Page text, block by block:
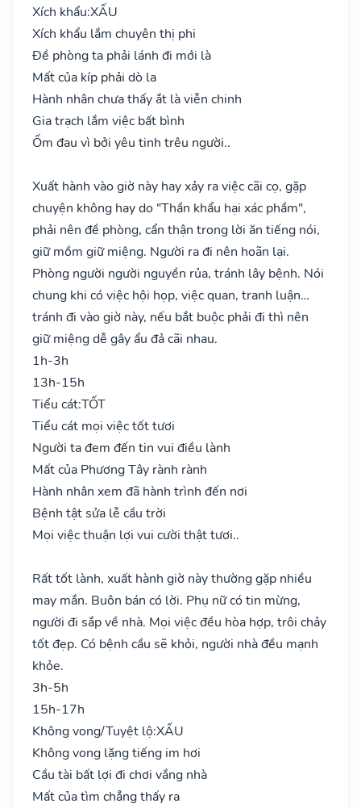
Xích khẩu:XẤU
Xích khẩu lắm chuyên thị phi
Đề phòng ta phải lánh đi mới là
Mất của kíp phải dò la
Hành nhân chưa thấy ắt là viễn chinh
Gia trạch lắm việc bất bình
Ốm đau vì bởi yêu tinh trêu người..
Xuất hành vào giờ này hay xảy ra việc cãi cọ, gặp
chuyện không hay do "Thần khẩu hại xác phầm",
phải nên đề phòng, cẩn thận trong lời ăn tiếng nói,
giữ mồm giữ miệng. Người ra đi nên hoãn lại.
Phòng người người nguyền rủa, tránh lây bệnh. Nói
chung khi có việc hội họp, việc quan, tranh luận…
tránh đi vào giờ này, nếu bắt buộc phải đi thì nên
giữ miệng dễ gây ẩu đả cãi nhau.
1h-3h
13h-15h
Tiểu cát:TỐT
Tiểu cát mọi việc tốt tươi
Người ta đem đến tin vui điều lành
Mất của Phương Tây rành rành
Hành nhân xem đã hành trình đến nơi
Bệnh tật sửa lễ cầu trời
Mọi việc thuận lợi vui cười thật tươi..
Rất tốt lành, xuất hành giờ này thường gặp nhiều
may mắn. Buôn bán có lời. Phụ nữ có tin mừng,
người đi sắp về nhà. Mọi việc đều hòa hợp, trôi chảy
tốt đẹp. Có bệnh cầu sẽ khỏi, người nhà đều mạnh
khỏe.
3h-5h
15h-17h
Không vong/Tuyệt lộ:XẤU
Không vong lặng tiếng im hơi
Cầu tài bất lợi đi chơi vắng nhà
Mất của tìm chẳng thấy ra